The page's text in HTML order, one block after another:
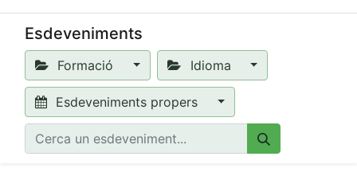
Esdeveniments
Formació Idioma
Esdeveniments propers